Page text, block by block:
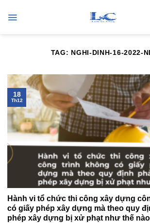
TAG: NGHI-DINH-16-2022-
Hành vi tổ chức thi công xây dựng
có giấy phép xây dựng mà theo quy
phép xây dựng bị xử phạt như thế
18
Th12